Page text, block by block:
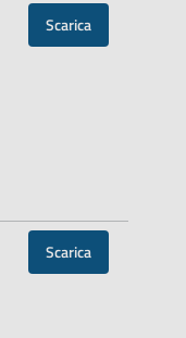
Scarica
Scarica